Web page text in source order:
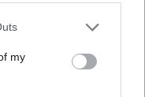
one or more Google
You may click to
third-party tags to
in below Google
my